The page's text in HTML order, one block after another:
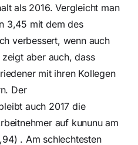
als 2016. Vergleicht man
3,45 mit dem des
verbessert, wenn auch
aber auch, dass
mit ihren Kollegen
Der
auch 2017 die
auf kununu am
. Am schlechtesten